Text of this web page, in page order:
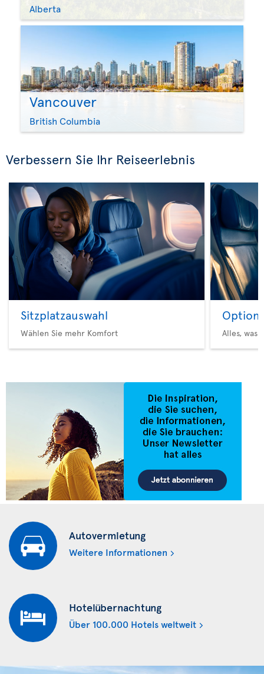
Alberta
Vancouver
British Columbia
Verbessern Sie Ihr Reiseerlebnis
Sitzplatzauswahl
Wählen Sie mehr Komfort
Option
Alles, was
Autovermietung
Weitere Informationen
Hotelübernachtung
Über 100.000 Hotels weltweit